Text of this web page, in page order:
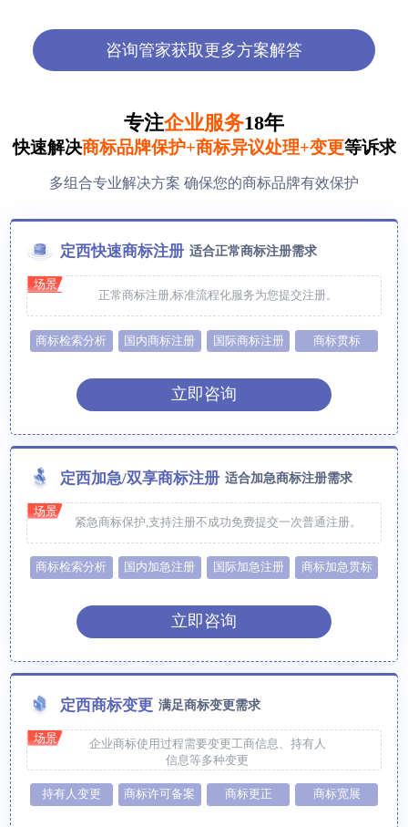
咨询管家获取更多方案解答
专注企业服务18年
快速解决商标品牌保护+商标异议处理+变更等诉求
多组合专业解决方案 确保您的商标品牌有效保护
定西快速商标注册 适合正常商标注册需求
场景
正常商标注册,标准流程化服务为您提交注册。
商标检索分析 国内商标注册 国际商标注册 商标贯标
立即咨询
定西加急/双享商标注册 适合加急商标注册需求
场景
紧急商标保护,支持注册不成功免费提交一次普通注册。
商标检索分析 国内加急注册 国际加急注册 商标加急贯标
立即咨询
定西商标变更 满足商标变更需求
场景
企业商标使用过程需要变更工商信息、持有人
信息等多种变更
持有人变更 商标许可备案 商标更正 商标宽展